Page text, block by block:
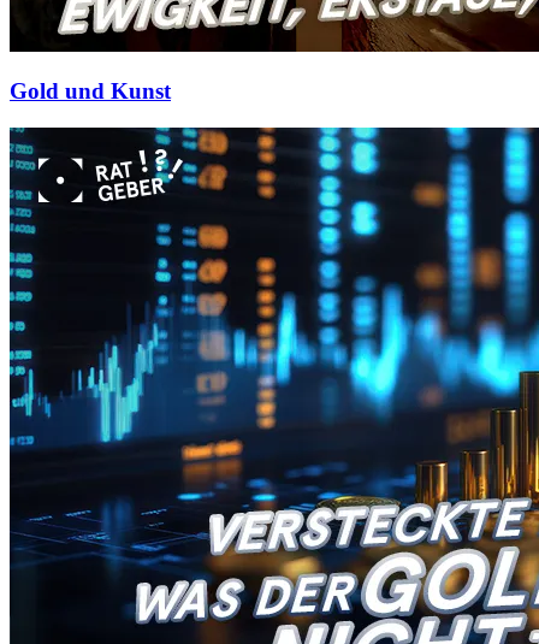
Gold und Kunst